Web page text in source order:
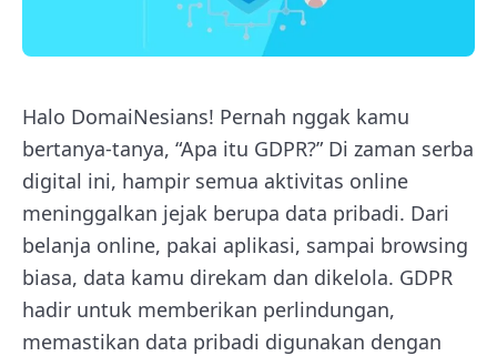
Halo DomaiNesians! Pernah nggak kamu
bertanya-tanya, “Apa itu GDPR?” Di zaman serba
digital ini, hampir semua aktivitas online
meninggalkan jejak berupa data pribadi. Dari
belanja online, pakai aplikasi, sampai browsing
biasa, data kamu direkam dan dikelola. GDPR
hadir untuk memberikan perlindungan,
memastikan data pribadi digunakan dengan